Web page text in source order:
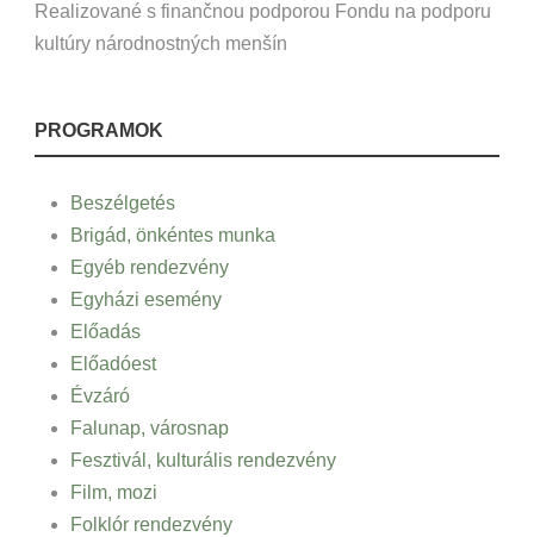
Realizované s finančnou podporou Fondu na podporu
kultúry národnostných menšín
PROGRAMOK
Beszélgetés
Brigád, önkéntes munka
Egyéb rendezvény
Egyházi esemény
Előadás
Előadóest
Évzáró
Falunap, városnap
Fesztivál, kulturális rendezvény
Film, mozi
Folklór rendezvény